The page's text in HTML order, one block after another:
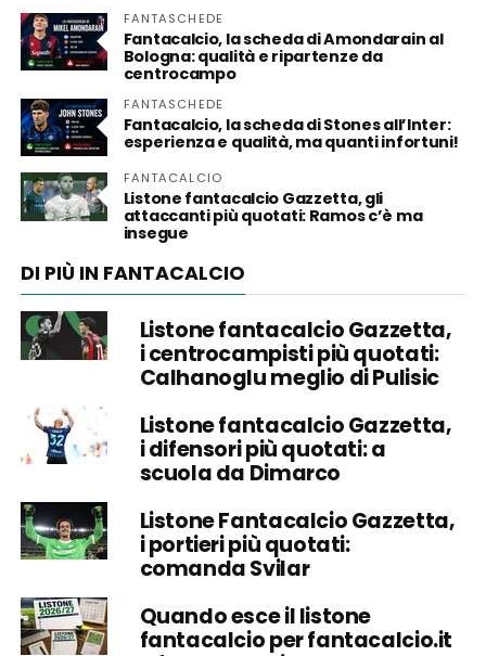
FANTASCHEDE
Fantacalcio, la scheda di Amondarain al
Bologna: qualità e ripartenze da
centrocampo
FANTASCHEDE
Fantacalcio, la scheda di Stones all’Inter:
esperienza e qualità, ma quanti infortuni!
FANTACALCIO
Listone fantacalcio Gazzetta, gli
attaccanti più quotati: Ramos c’è ma
insegue
DI PIÙ IN FANTACALCIO
Listone fantacalcio Gazzetta,
i centrocampisti più quotati:
Calhanoglu meglio di Pulisic
Listone fantacalcio Gazzetta,
i difensori più quotati: a
scuola da Dimarco
Listone Fantacalcio Gazzetta,
i portieri più quotati:
comanda Svilar
Quando esce il listone
fantacalcio per fantacalcio.it